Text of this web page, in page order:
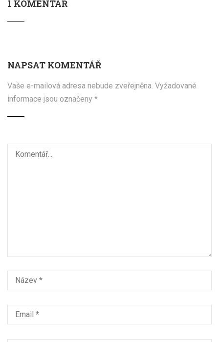
1 KOMENTÁŘ
NAPSAT KOMENTÁŘ
Vaše e-mailová adresa nebude zveřejněna. Vyžadované
informace jsou označeny *